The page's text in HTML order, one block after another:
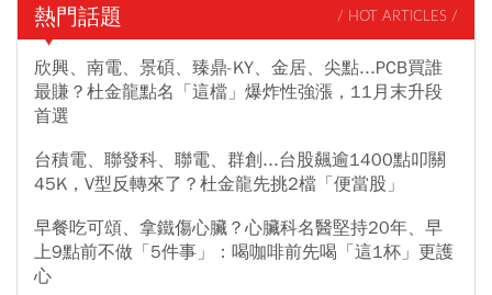
熱門話題 / HOT ARTICLES /
欣興、南電、景碩、臻鼎-KY、金居、尖點...PCB買誰
最賺？杜金龍點名「這檔」爆炸性強漲，11月末升段
首選
台積電、聯發科、聯電、群創...台股飆逾1400點叩關
45K，V型反轉來了？杜金龍先挑2檔「便當股」
早餐吃可頌、拿鐵傷心臟？心臟科名醫堅持20年、早
上9點前不做「5件事」：喝咖啡前先喝「這1杯」更護
心